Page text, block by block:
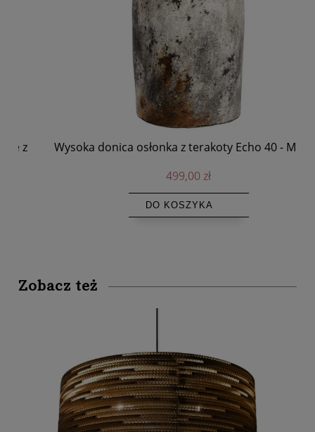
Wysoka donica osłonka z terakoty Echo 40 - Muubs
499,00 zł
DO KOSZYKA
Zobacz też